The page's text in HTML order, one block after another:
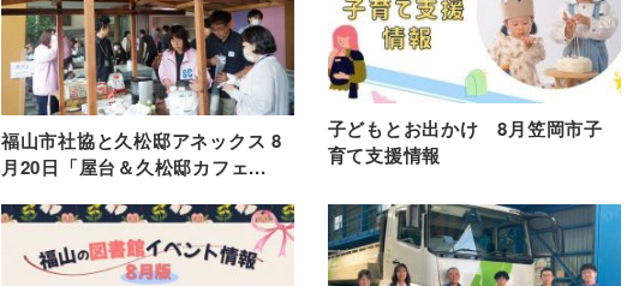
福山市社協と久松邸アネックス 8
月20日「屋台＆久松邸カフェ...
子どもとお出かけ 8月笠岡市子
育て支援情報